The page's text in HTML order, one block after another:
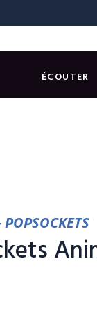
ÉCOUTER